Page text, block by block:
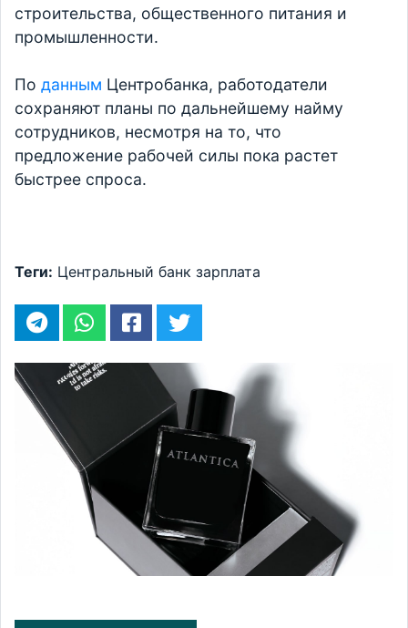
строительства, общественного питания и
промышленности.
По данным Центробанка, работодатели
сохраняют планы по дальнейшему найму
сотрудников, несмотря на то, что
предложение рабочей силы пока растет
быстрее спроса.
Теги: Центральный банк зарплата